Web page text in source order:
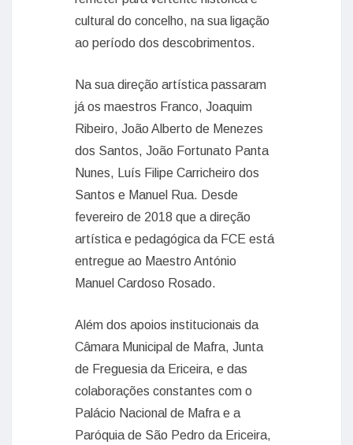
cultural do concelho, na sua ligação
ao período dos descobrimentos.
Na sua direção artística passaram
já os maestros Franco, Joaquim
Ribeiro, João Alberto de Menezes
dos Santos, João Fortunato Panta
Nunes, Luís Filipe Carricheiro dos
Santos e Manuel Rua. Desde
fevereiro de 2018 que a direção
artística e pedagógica da FCE está
entregue ao Maestro António
Manuel Cardoso Rosado.
Além dos apoios institucionais da
Câmara Municipal de Mafra, Junta
de Freguesia da Ericeira, e das
colaborações constantes com o
Palácio Nacional de Mafra e a
Paróquia de São Pedro da Ericeira,